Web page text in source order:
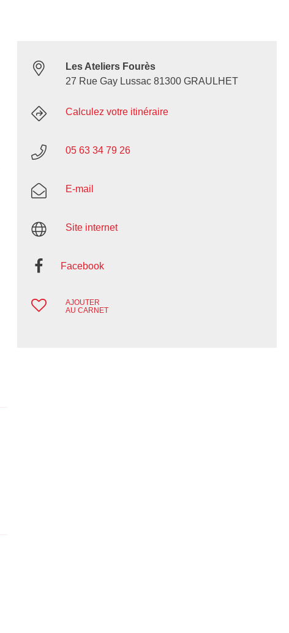
Les Ateliers Fourès
27 Rue Gay Lussac 81300 GRAULHET
Calculez votre itinéraire
05 63 34 79 26
E-mail
Site internet
Facebook
AJOUTER
AU CARNET